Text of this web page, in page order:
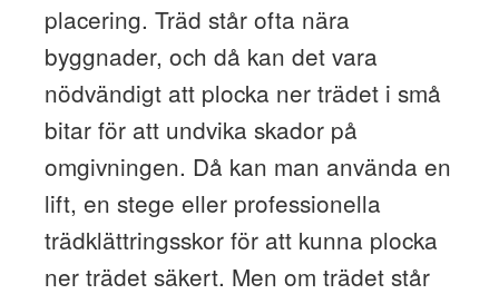
placering. Träd står ofta nära
byggnader, och då kan det vara
nödvändigt att plocka ner trädet i små
bitar för att undvika skador på
omgivningen. Då kan man använda en
lift, en stege eller professionella
trädklättringsskor för att kunna plocka
ner trädet säkert. Men om trädet står